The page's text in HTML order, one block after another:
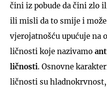
čini iz pobude da čini zlo
ili misli da to smije i
vjerojatnošću upućuje na
ličnosti koje nazivamo
ličnosti. Osnovne
ličnosti su